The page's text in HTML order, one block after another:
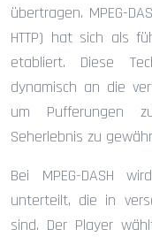
übertragen. MPEG-
HTTP) hat sich als
etabliert. Diese
dynamisch an die
um Pufferungen
Seherlebnis zu
Bei MPEG-DASH
unterteilt, die in
sind. Der Player